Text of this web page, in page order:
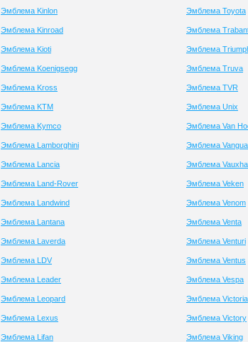
Эмблема Kinlon
Эмблема Kinroad
Эмблема Kioti
Эмблема Koenigsegg
Эмблема Kross
Эмблема KTM
Эмблема Kymco
Эмблема Lamborghini
Эмблема Lancia
Эмблема Land-Rover
Эмблема Landwind
Эмблема Lantana
Эмблема Laverda
Эмблема LDV
Эмблема Leader
Эмблема Leopard
Эмблема Lexus
Эмблема Lifan
Эмблема Toyota
Эмблема
Эмблема
Эмблема Truva
Эмблема TVR
Эмблема Unix
Эмблема Van
Эмблема
Эмблема
Эмблема Veken
Эмблема Venom
Эмблема Venta
Эмблема Venturi
Эмблема Ventus
Эмблема Vespa
Эмблема Victoria
Эмблема Victory
Эмблема Viking